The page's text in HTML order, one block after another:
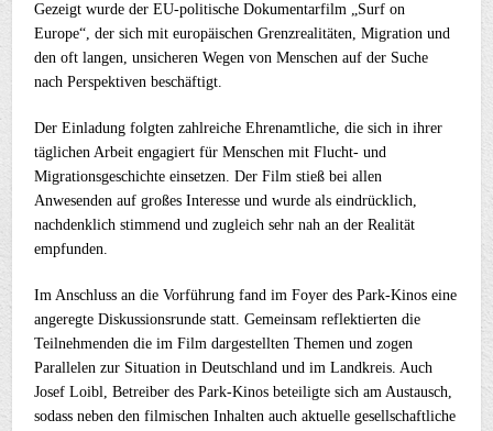
Gezeigt wurde der EU-politische Dokumentarfilm „Surf on
Europe“, der sich mit europäischen Grenzrealitäten, Migration und
den oft langen, unsicheren Wegen von Menschen auf der Suche
nach Perspektiven beschäftigt.
Der Einladung folgten zahlreiche Ehrenamtliche, die sich in ihrer
täglichen Arbeit engagiert für Menschen mit Flucht- und
Migrationsgeschichte einsetzen. Der Film stieß bei allen
Anwesenden auf großes Interesse und wurde als eindrücklich,
nachdenklich stimmend und zugleich sehr nah an der Realität
empfunden.
Im Anschluss an die Vorführung fand im Foyer des Park-Kinos eine
angeregte Diskussionsrunde statt. Gemeinsam reflektierten die
Teilnehmenden die im Film dargestellten Themen und zogen
Parallelen zur Situation in Deutschland und im Landkreis. Auch
Josef Loibl, Betreiber des Park-Kinos beteiligte sich am Austausch,
sodass neben den filmischen Inhalten auch aktuelle gesellschaftliche